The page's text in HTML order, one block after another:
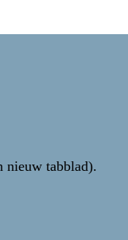
nieuw tabblad).